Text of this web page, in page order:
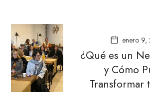
enero 9,
¿Qué es un
y Cómo
Transformar